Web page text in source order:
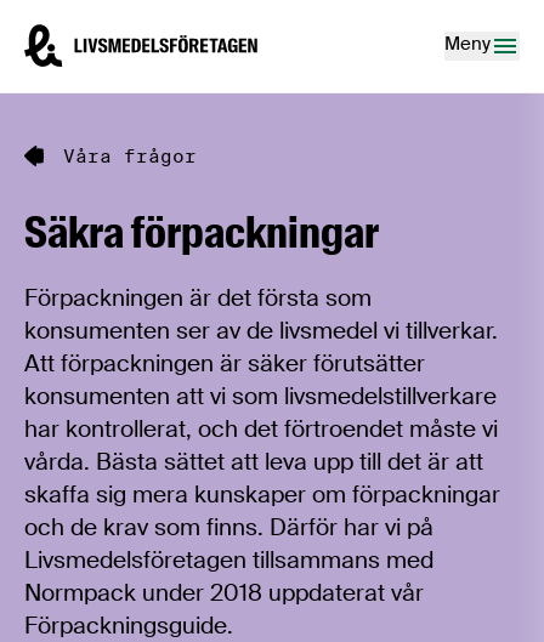
Livsmedelsföretagen – till startsidan
Meny
Våra frågor
Säkra förpackningar
Förpackningen är det första som
konsumenten ser av de livsmedel vi tillverkar.
Att förpackningen är säker förutsätter
konsumenten att vi som livsmedelstillverkare
har kontrollerat, och det förtroendet måste vi
vårda. Bästa sättet att leva upp till det är att
skaffa sig mera kunskaper om förpackningar
och de krav som finns. Därför har vi på
Livsmedelsföretagen tillsammans med
Normpack under 2018 uppdaterat vår
Förpackningsguide.